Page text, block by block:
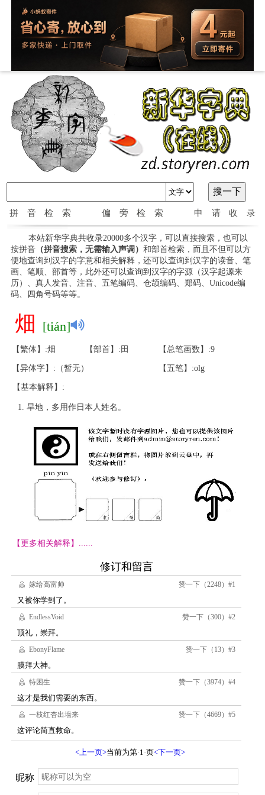
拼音检索 偏旁检索 申请收录
本站新华字典共收录20000多个汉字，可以直接搜索，也可以
按拼音（拼音搜索，无需输入声调） 和部首检索，而且不但可以方
便地查询到汉字的字意和相关解释，还可以查询到汉字的读音、笔
画、笔顺、部首等，此外还可以查询到汉字的字源（汉字起源来
历）、真人发音、注音、五笔编码、仓颉编码、郑码、Unicode编
码、四角号码等等。
畑 [tián]
【繁体】:畑 【部首】:田 【总笔画数】:9
【异体字】:（暂无） 【五笔】:olg
【基本解释】:
旱地，多用作日本人姓名。
【更多相关解释】......